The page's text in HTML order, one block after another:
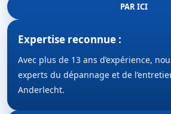
PAR ICI
Expertise reconnue :
Avec plus de 13 ans d’expérience,
experts du dépannage et de
Anderlecht.